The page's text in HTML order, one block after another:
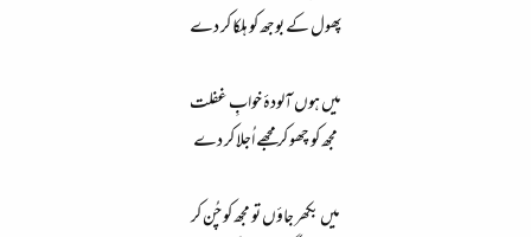
پھول کے بوجھ کو ہلکا کر دے
میں ہوں آلودۂ خوابِ غفلت
مجھ کو چھو کر مجھے اُجلا کر دے
میں بکھر جاؤں تو مجھ کو چُن کر